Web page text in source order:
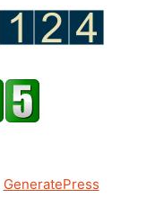
GeneratePress